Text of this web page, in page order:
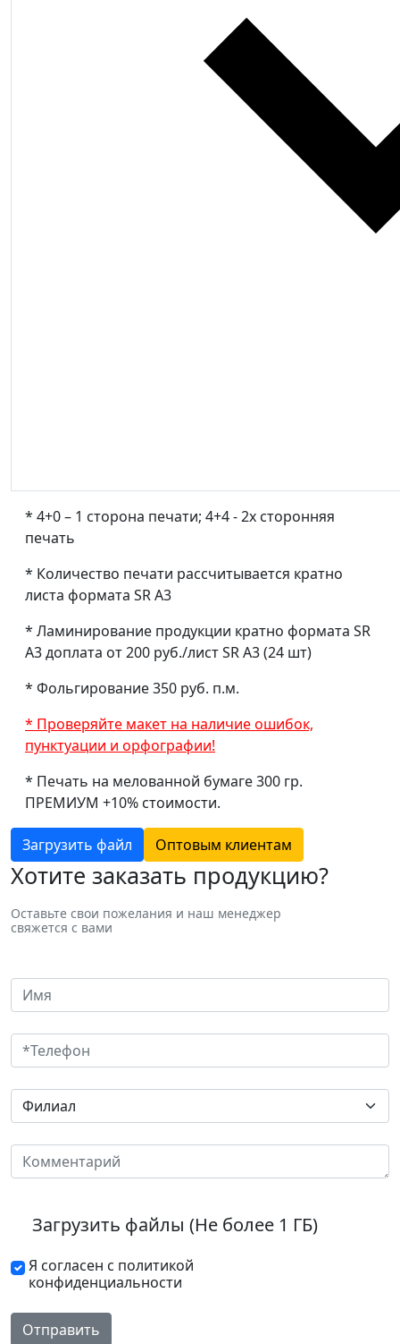
* 4+0 – 1 сторона печати; 4+4 - 2х сторонняя
печать
* Количество печати рассчитывается кратно
листа формата SR A3
* Ламинирование продукции кратно формата SR
А3 доплата от 200 руб./лист SR А3 (24 шт)
* Фольгирование 350 руб. п.м.
* Проверяйте макет на наличие ошибок,
пунктуации и орфографии!
* Печать на мелованной бумаге 300 гр.
ПРЕМИУМ +10% стоимости.
Загрузить файл Оптовым клиентам
Хотите заказать продукцию?
Оставьте свои пожелания и наш менеджер
свяжется с вами
Загрузить файлы (Не более 1 ГБ)
Я согласен с политикой
конфиденциальности
Отправить